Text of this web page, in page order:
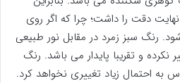
دقت را داشت؛ چرا که اگر روی
رنگ سبز زمرد در مقابل نور طبیعی
نکرده و تقریبا پایدار می باشد. رنگ
سلسیوس به احتمال زیاد تغییری نخواهد کرد.